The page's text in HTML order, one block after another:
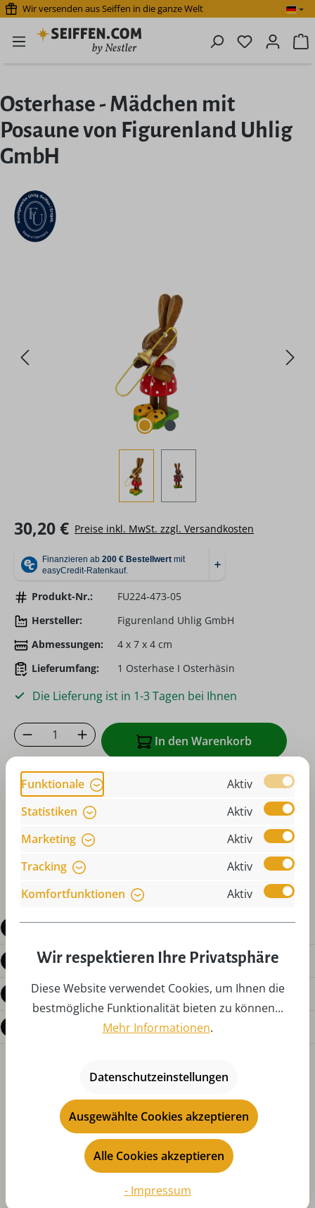
Zum Hauptinhalt springen
Wir versenden aus Seiffen in die ganze Welt
Du hast 0
Osterhase - Mädchen mit
Posaune von Figurenland Uhlig
GmbH
Regulärer Preis:
30,20 € Preise inkl. MwSt. zzgl. Versandkosten
Produkt-Nr.:
FU224-473-05
Hersteller:
Figurenland Uhlig GmbH
Abmessungen:
4 x 7 x 4 cm
Lieferumfang:
1 Osterhase I Osterhäsin
Die Lieferung ist in 1-3 Tagen bei Ihnen
Produkt Anzahl: Gib den gewünschten
In den Warenkorb
Zum Merkzettel hinzufügen
oder sofort bestellen mit
Beschreibung
Produktdetails
Bewertungen
Fragen zum Produkt
Produktgalerie überspringen
Das könnte Ihnen auch gefallen
Funktionale
Aktiv
Statistiken
Aktiv
Marketing
Aktiv
Tracking
Aktiv
Komfortfunktionen
Aktiv
Wir respektieren Ihre Privatsphäre
Diese Website verwendet Cookies, um Ihnen die
bestmögliche Funktionalität bieten zu können...
Mehr Informationen.
Datenschutzeinstellungen
Ausgewählte Cookies akzeptieren
Alle Cookies akzeptieren
- Impressum